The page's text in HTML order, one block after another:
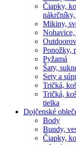
Čiapky,
Mikiny,
Ponožky,
Pyžamá
Šaty,
Sety a
Tričká,
Tričká,
tielka
Dojčenské
Body
Bundy,
Čiapky,